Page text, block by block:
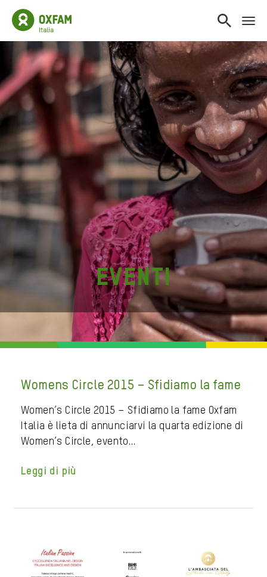
Eventi
Womens Circle 2015 – Sfidiamo la fame
Women’s Circle 2015 – Sfidiamo la fame Oxfam
Italia è lieta di annunciarvi la quarta edizione di
Women’s Circle, evento…
Leggi di più